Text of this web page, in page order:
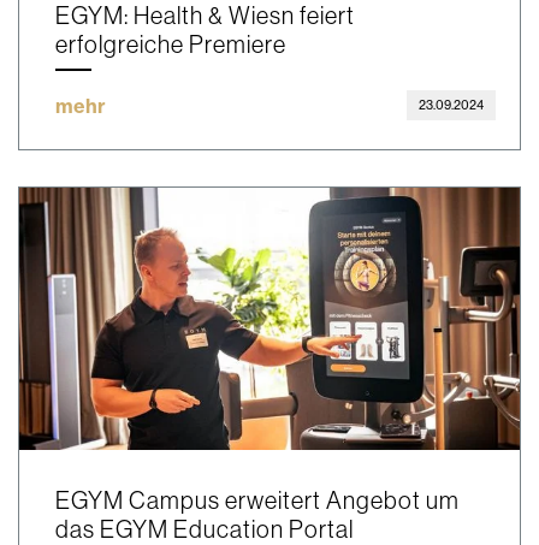
EGYM: Health & Wiesn feiert
erfolgreiche Premiere
mehr 23.09.2024
EGYM Campus erweitert Angebot um
das EGYM Education Portal